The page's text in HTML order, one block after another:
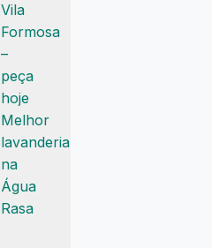
Vila
Formosa
–
peça
hoje
Melhor
lavanderia
na
Água
Rasa